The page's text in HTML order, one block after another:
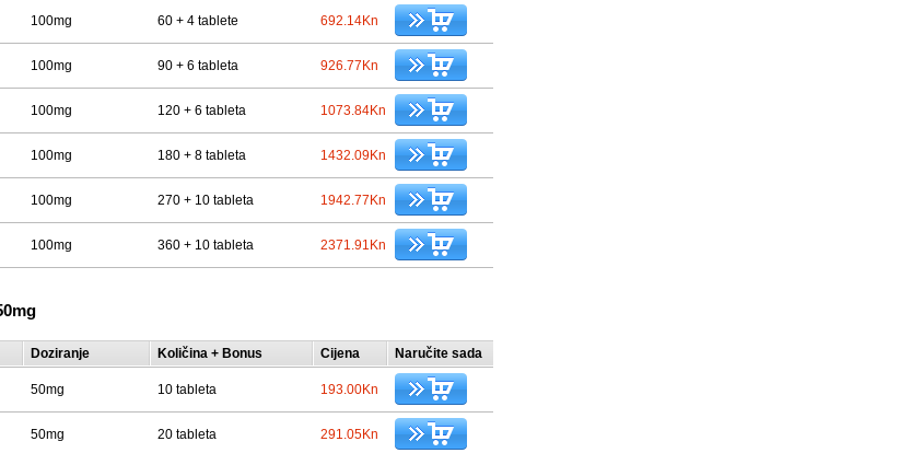
100mg 60 + 4 tablete 692.14Kn
100mg 90 + 6 tableta 926.77Kn
100mg 120 + 6 tableta 1073.84Kn
100mg 180 + 8 tableta 1432.09Kn
100mg 270 + 10 tableta 1942.77Kn
100mg 360 + 10 tableta 2371.91Kn
Doziranje Količina + Bonus Cijena Naručite sada
50mg 10 tableta 193.00Kn
50mg 20 tableta 291.05Kn